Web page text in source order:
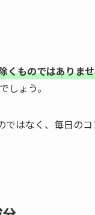
くものではありま
でしょう。
ではなく、毎日の